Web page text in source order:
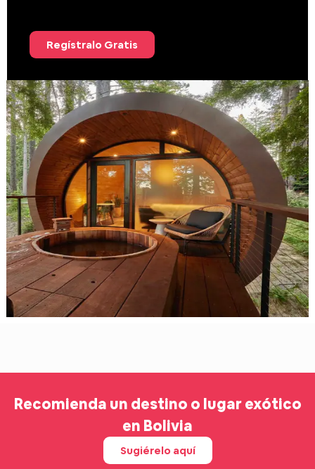
Regístralo Gratis
Recomienda un destino o lugar exótico
en Bolivia
Sugiérelo aquí